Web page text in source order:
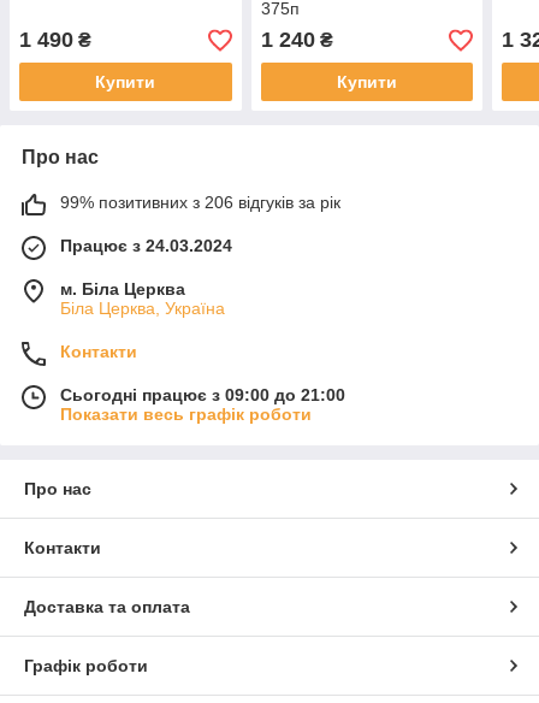
1 490 ₴
Купити
375п
1 240₴
Купити
1
Про нас
99% позитивних з 206 відгуків за рік
Працює з 24.03.2024
м. Біла Церква
Біла Церква, Україна
Контакти
Сьогодні працює з 09:00 до 21:00
Показати весь графік роботи
Про нас
Контакти
Доставка та оплата
Графік роботи